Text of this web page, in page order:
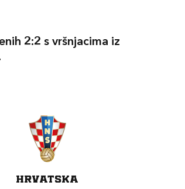
2:2 s vršnjacima iz
HRVATSKA